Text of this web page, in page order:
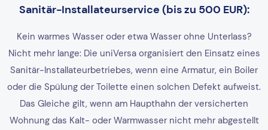
Sanitär-Installateurservice (bis zu 500 EUR):
Kein warmes Wasser oder etwa Wasser ohne Unterlass?
Nicht mehr lange: Die uniVersa organisiert den Einsatz eines
Sanitär-Installateurbetriebes, wenn eine Armatur, ein Boiler
oder die Spülung der Toilette einen solchen Defekt aufweist.
Das Gleiche gilt, wenn am Haupthahn der versicherten
Wohnung das Kalt- oder Warmwasser nicht mehr abgestellt